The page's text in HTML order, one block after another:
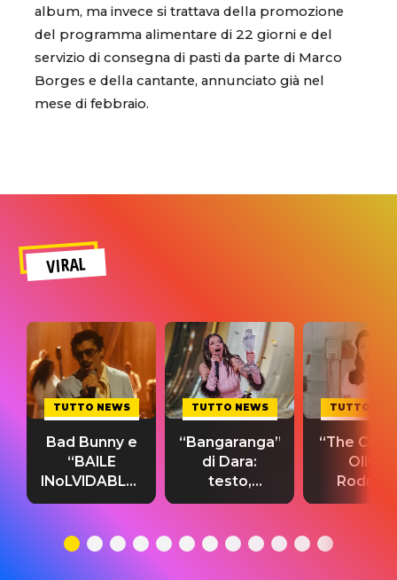
album, ma invece si trattava della promozione
del programma alimentare di 22 giorni e del
servizio di consegna di pasti da parte di Marco
Borges e della cantante, annunciato già nel
mese di febbraio.
VIRAL
TUTTO NEWS
Bad Bunny e
“BAILE
INoLVIDABLE”:
testo,
significato
TUTTO NEWS
“Bangaranga”
di Dara:
testo,
traduzione e
del singolo
TUTTO
“The
Olivia
testo,